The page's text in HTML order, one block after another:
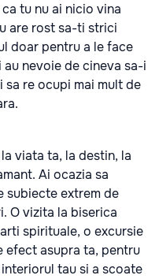
tu nu ai nicio vina
are rost sa-ti strici
doar pentru a le face
nevoie de cineva sa-i
sa re ocupi mai mult de
viata ta, la destin, la
Ai ocazia sa
subiecte extrem de
O vizita la biserica
spirituale, o excursie
efect asupra ta, pentru
tau si a scoate